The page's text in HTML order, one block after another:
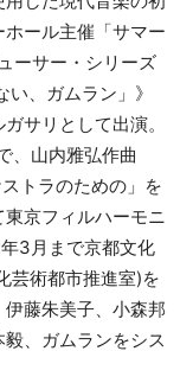
ール主催「サマー
ーサー・シリーズ
い、ガムラン」》
サリとして出演。
、山内雅弘作曲
トラのための」を
京フィルハーモニ
3月まで京都文化
芸術都市推進室)を
藤朱美子、小森邦
、ガムランをシス